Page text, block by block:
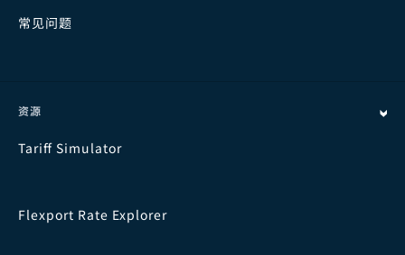
常见问题
资源
Tariff Simulator
Flexport Rate Explorer